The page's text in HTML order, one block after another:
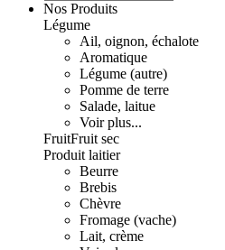
Nos Produits
Légume
Ail, oignon, échalote
Aromatique
Légume (autre)
Pomme de terre
Salade, laitue
Voir plus...
FruitFruit sec
Produit laitier
Beurre
Brebis
Chèvre
Fromage (vache)
Lait, crème